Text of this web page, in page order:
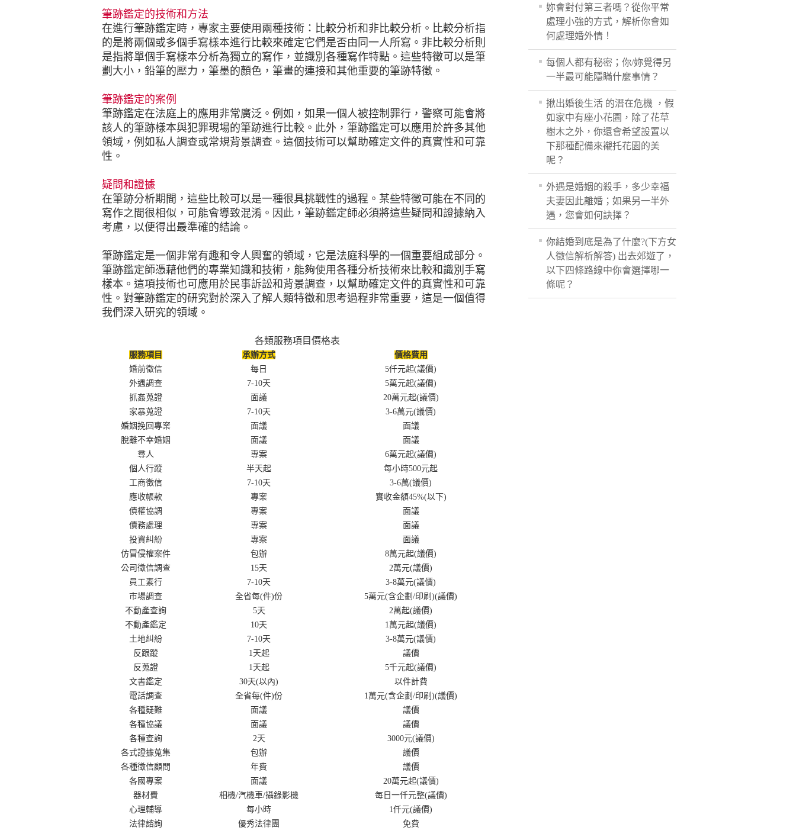
筆跡鑑定的技術和方法
在進行筆跡鑑定時，專家主要使用兩種技術：比較分析和非比較分析。比較分析指
的是將兩個或多個手寫樣本進行比較來確定它們是否由同一人所寫。非比較分析則
是指將單個手寫樣本分析為獨立的寫作，並識別各種寫作特點。這些特徵可以是筆
劃大小，鉛筆的壓力，筆墨的顏色，筆畫的連接和其他重要的筆跡特徵。
筆跡鑑定的案例
筆跡鑑定在法庭上的應用非常廣泛。例如，如果一個人被控制罪行，警察可能會將
該人的筆跡樣本與犯罪現場的筆跡進行比較。此外，筆跡鑑定可以應用於許多其他
領域，例如私人調查或常規背景調查。這個技術可以幫助確定文件的真實性和可靠
性。
疑問和證據
在筆跡分析期間，這些比較可以是一種很具挑戰性的過程。某些特徵可能在不同的
寫作之間很相似，可能會導致混淆。因此，筆跡鑑定師必須將這些疑問和證據納入
考慮，以便得出最準確的結論。
筆跡鑑定是一個非常有趣和令人興奮的領域，它是法庭科學的一個重要組成部分。
筆跡鑑定師憑藉他們的專業知識和技術，能夠使用各種分析技術來比較和識別手寫
樣本。這項技術也可應用於民事訴訟和背景調查，以幫助確定文件的真實性和可靠
性。對筆跡鑑定的研究對於深入了解人類特徵和思考過程非常重要，這是一個值得
我們深入研究的領域。
各類服務項目價格表
服務項目 承辦方式
價格費用
婚前徵信
每日
5仟元起(議價)
外遇調查
7-10天
5萬元起(議價)
抓姦蒐證
面議
20萬元起(議價)
家暴蒐證
7-10天
3-6萬元(議價)
婚姻挽回專案
面議
面議
脫離不幸婚姻
面議
面議
尋人
專案
6萬元起(議價)
個人行蹤
半天起
每小時500元起
工商徵信
7-10天
3-6萬(議價)
應收帳款
專案
實收金額45%(以下)
債權協調
專案
面議
債務處理
專案
面議
投資糾紛
專案
面議
仿冒侵權案件
包辦
8萬元起(議價)
公司徵信調查
15天
2萬元(議價)
員工素行
7-10天
3-8萬元(議價)
市場調查
全省每(件)份
5萬元(含企劃/印刷)(議價)
不動產查詢
5天
2萬起(議價)
不動產鑑定
10天
1萬元起(議價)
土地糾紛
7-10天
3-8萬元(議價)
反跟蹤
1天起
議價
反蒐證
1天起
5千元起(議價)
文書鑑定
30天(以內)
以件計費
電話調查
全省每(件)份
1萬元(含企劃/印刷)(議價)
各種疑難
面議
議價
各種協議
面議
議價
各種查詢
2天
3000元(議價)
各式證據蒐集
包辦
議價
各種徵信顧問
年費
議價
各國專案
面議
20萬元起(議價)
器材費
相機/汽機車/攝錄影機
每日一仟元整(議價)
心理輔導
每小時
1仟元(議價)
法律諮詢
優秀法律團 免費
妳會對付第三者嗎？從你平常
處理小強的方式，解析你會如
何處理婚外情！
每個人都有秘密；你/妳覺得另
一半最可能隱瞞什麼事情？
揪出婚後生活 的潛在危機 ，假
如家中有座小花園，除了花草
樹木之外，你還會希望設置以
下那種配備來襯托花園的美
呢？
外遇是婚姻的殺手，多少幸福
夫妻因此離婚；如果另一半外
遇，您會如何訣擇？
你結婚到底是為了什麼?(下方女
人徵信解析解答) 出去郊遊了，
以下四條路線中你會選擇哪一
條呢？